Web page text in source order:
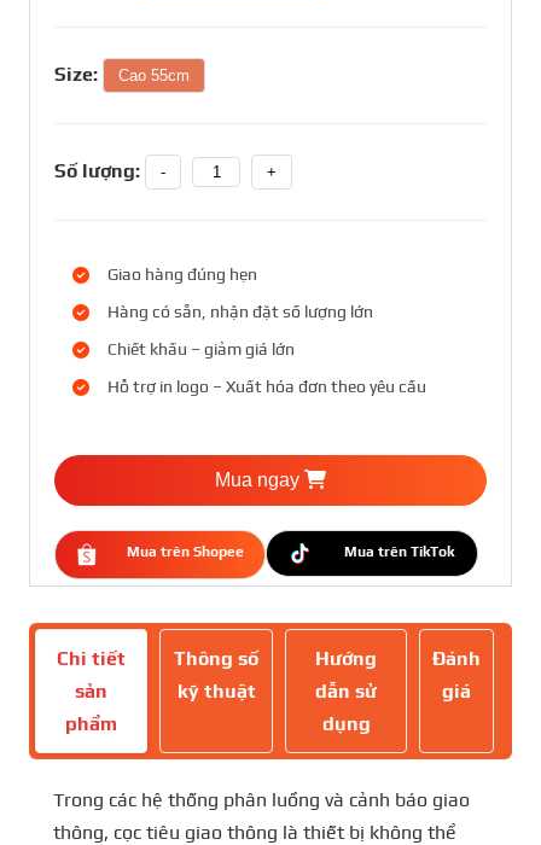
Size: Cao 55cm
Số lượng: - +
Giao hàng đúng hẹn
Hàng có sẵn, nhận đặt số lượng lớn
Chiết khấu – giảm giá lớn
Hỗ trợ in logo – Xuất hóa đơn theo yêu cầu
Mua ngay
Mua trên Shopee Mua trên TikTok
Chi tiết
sản
phẩm
Thông số
kỹ thuật
Hướng
dẫn sử
dụng
Đánh
giá
Trong các hệ thống phân luồng và cảnh báo giao
thông, cọc tiêu giao thông là thiết bị không thể